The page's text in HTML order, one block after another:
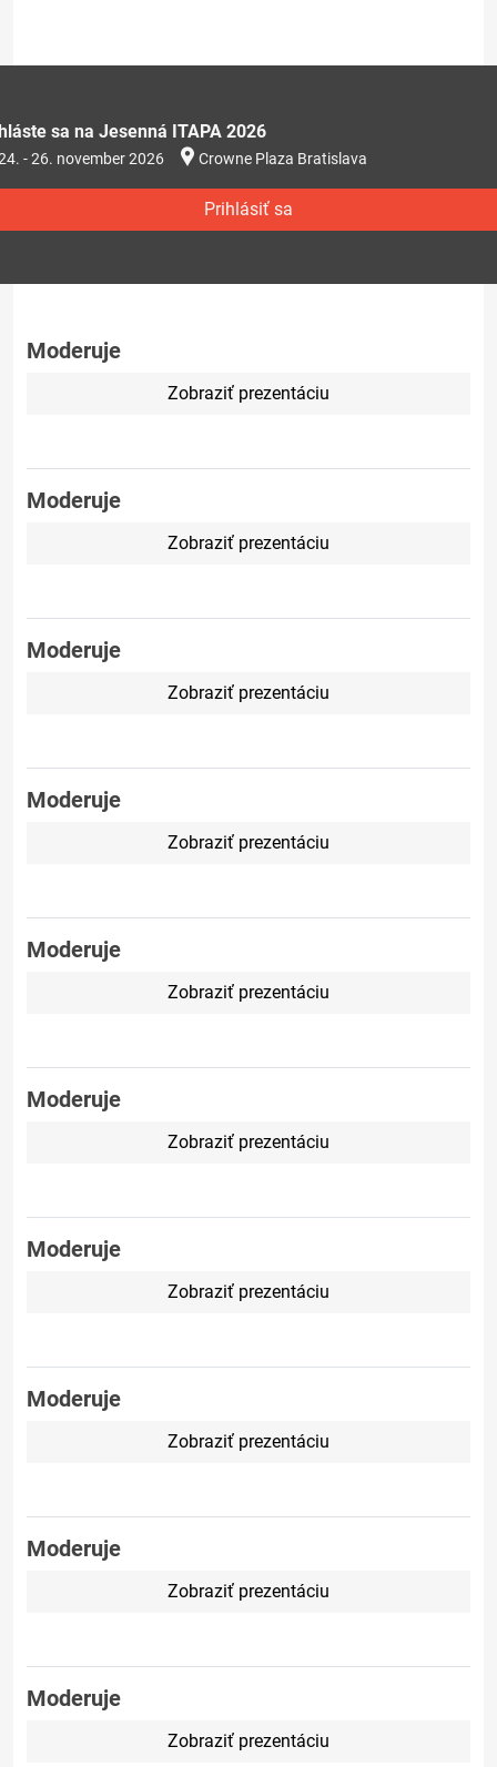
sa na Jesenná ITAPA 2026
- 26. november 2026 Crowne Plaza Bratislava
Prihlásiť sa
Moderuje
Zobraziť prezentáciu
Moderuje
Zobraziť prezentáciu
Moderuje
Zobraziť prezentáciu
Moderuje
Zobraziť prezentáciu
Moderuje
Zobraziť prezentáciu
Moderuje
Zobraziť prezentáciu
Moderuje
Zobraziť prezentáciu
Moderuje
Zobraziť prezentáciu
Moderuje
Zobraziť prezentáciu
Moderuje
Zobraziť prezentáciu